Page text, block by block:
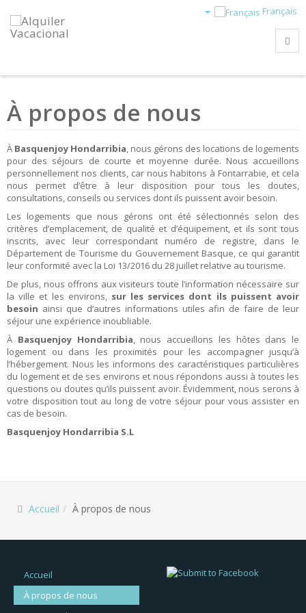
Français
À propos de nous
À Basquenjoy Hondarribia, nous gérons des locations de logements
pour des séjours de courte et moyenne durée. Nous accueillons
personnellement nos clients, car nous habitons à Fontarrabie, et cela
nous permet d’être à leur disposition pour tous les doutes,
consultations, conseils ou services dont ils puissent avoir besoin.
Les logements que nous gérons ont été sélectionnés selon des
critères d’emplacement, de qualité et d’équipement, et ils sont tous
inscrits, avec leur correspondant numéro de registre, dans le
Département de Tourisme du Gouvernement Basque, ce qui garantit
leur conformité avec la Loi 13/2016 du 28 juillet relative au tourisme.
De plus, nous offrons aux visiteurs toute l’information nécessaire sur
la ville et les environs, sur les services dont ils puissent avoir
besoin ainsi que d’autres informations utiles afin de faire de leur
séjour une expérience inoubliable.
À Basquenjoy Hondarribia, nous accueillons les hôtes dans le
logement ou dans les proximités pour les accompagner jusqu’à
l’hébergement. Nous les informons des caractéristiques particulières
du logement et de ses environs et nous répondons aussi à toutes les
questions ou doutes qu’ils puissent avoir. Évidemment, nous serons à
votre disposition tout au long de votre séjour pour vous assister en
cas de besoin.
Basquenjoy Hondarribia S.L
Accueil À propos de nous
Accueil
À propos de nous